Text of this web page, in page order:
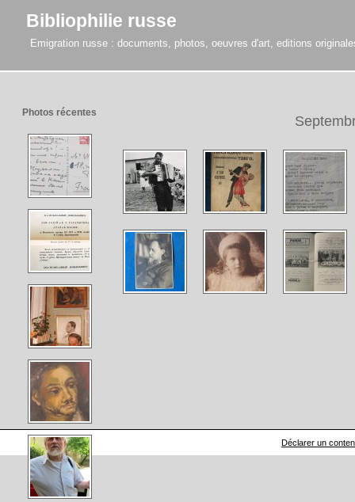
Bibliophilie russe
Emigration russe : documents, photos, oeuvres d'art, editions
Photos récentes
Déclarer un